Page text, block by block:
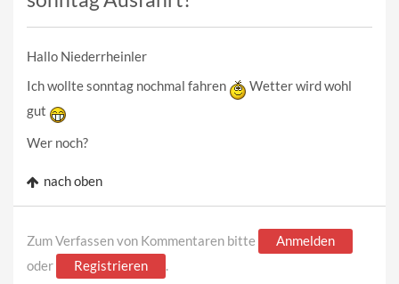
Hallo Niederrheinler
Ich wollte sonntag nochmal fahren
Wetter wird wohl
gut
Wer noch?
nach oben
Zum Verfassen von Kommentaren bitte
Anmelden
oder
Registrieren .